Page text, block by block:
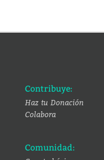
Contribuye:
Haz tu Donación
Colabora
Comunidad: